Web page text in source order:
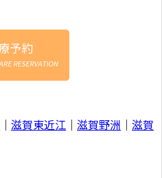
｜滋賀東近江 ｜滋賀野洲 ｜滋賀